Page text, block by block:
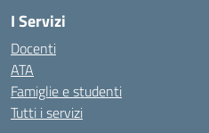
I Servizi
Docenti
ATA
Famiglie e studenti
Tutti i servizi